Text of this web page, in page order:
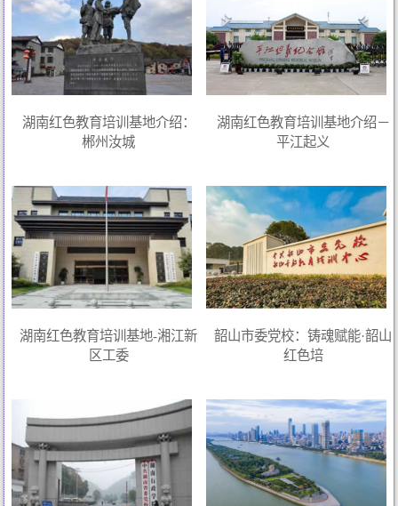
湖南红色教育培训基地介绍：
郴州汝城
湖南红色教育培训基地介绍－
平江起义
湖南红色教育培训基地-湘江新
区工委
韶山市委党校：铸魂赋能·韶山
红色培